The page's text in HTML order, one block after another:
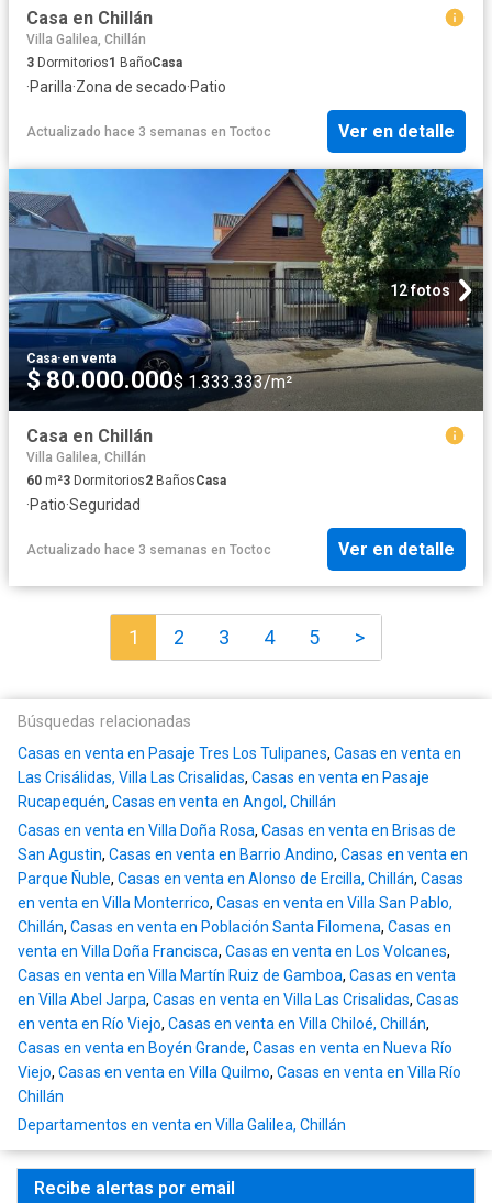
Casa en Chillán
Villa Galilea, Chillán
3 Dormitorios1 BañoCasa
·Parilla·Zona de secado·Patio
Actualizado hace 3 semanas en Toctoc Ver en detalle
12 fotos
Casa·en venta
$ 80.000.000$ 1.333.333/m²
Casa en Chillán
Villa Galilea, Chillán
60 m²3 Dormitorios2 BañosCasa
·Patio·Seguridad
Actualizado hace 3 semanas en Toctoc Ver en detalle
1 2 3 4 5 >
Búsquedas relacionadas
Casas en venta en Pasaje Tres Los Tulipanes, Casas en venta en
Las Crisálidas, Villa Las Crisalidas, Casas en venta en Pasaje
Rucapequén, Casas en venta en Angol, Chillán
Casas en venta en Villa Doña Rosa, Casas en venta en Brisas de
San Agustin, Casas en venta en Barrio Andino, Casas en venta en
Parque Ñuble, Casas en venta en Alonso de Ercilla, Chillán, Casas
en venta en Villa Monterrico, Casas en venta en Villa San Pablo,
Chillán, Casas en venta en Población Santa Filomena, Casas en
venta en Villa Doña Francisca, Casas en venta en Los Volcanes,
Casas en venta en Villa Martín Ruiz de Gamboa, Casas en venta
en Villa Abel Jarpa, Casas en venta en Villa Las Crisalidas, Casas
en venta en Río Viejo, Casas en venta en Villa Chiloé, Chillán,
Casas en venta en Boyén Grande, Casas en venta en Nueva Río
Viejo, Casas en venta en Villa Quilmo, Casas en venta en Villa Río
Chillán
Departamentos en venta en Villa Galilea, Chillán
Recibe alertas por email